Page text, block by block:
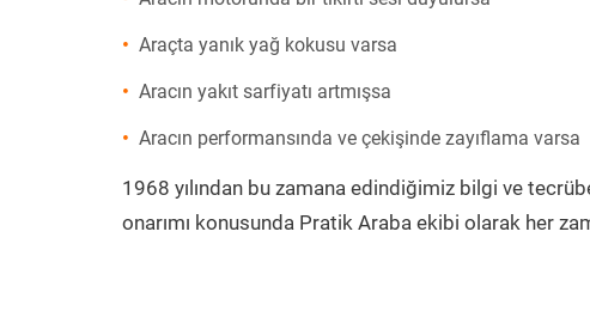
Araçta yanık yağ kokusu varsa
Aracın yakıt sarfiyatı artmışsa
Aracın performansında ve çekişinde zayıflama varsa
1968 yılından bu zamana edindiğimiz bilgi ve
onarımı konusunda Pratik Araba ekibi olarak her